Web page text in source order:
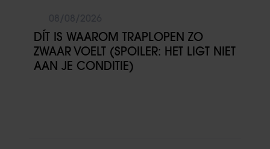
DÍT IS WAAROM TRAPLOPEN ZO
ZWAAR VOELT (SPOILER: HET LIGT NIET
AAN JE CONDITIE)